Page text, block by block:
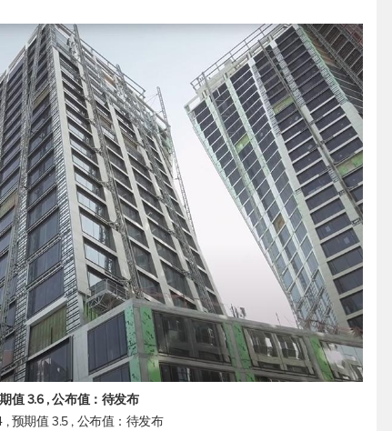
值 3.6 , 公布值：待发布
, 预期值 3.5 , 公布值：待发布